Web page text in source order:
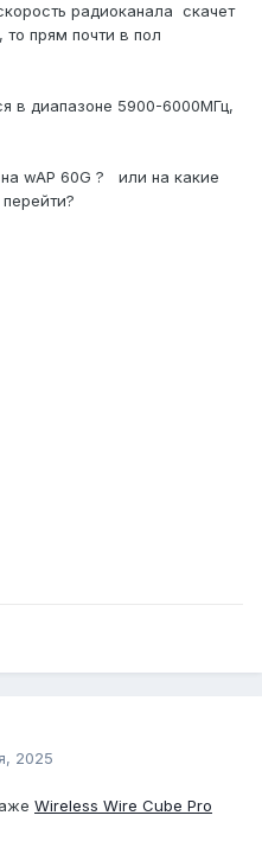
радиоканала скачет
прям почти в пол
в диапазоне 5900-6000МГц,
wAP 60G ? или на какие
2025
Wireless Wire Cube Pro